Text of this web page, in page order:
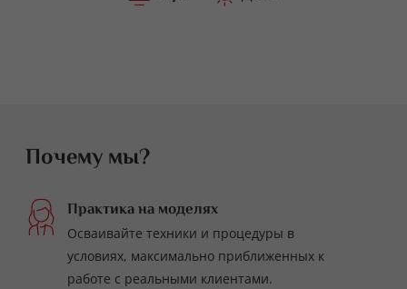
Почему мы?
Практика на моделях
Осваивайте техники и процедуры в
условиях, максимально приближенных к
работе с реальными клиентами.